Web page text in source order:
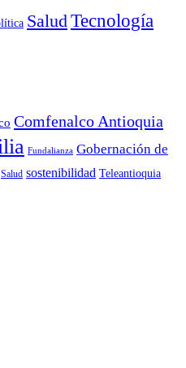
Salud Tecnología
Comfenalco Antioquia
Fundalianza Gobernación de
Salud sostenibilidad Teleantioquia